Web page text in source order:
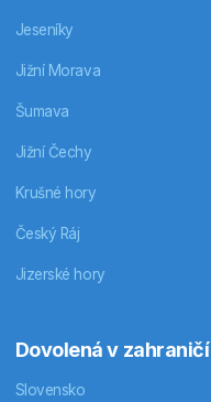
Jeseníky
Jižní Morava
Šumava
Jižní Čechy
Krušné hory
Český Ráj
Jizerské hory
Dovolená v zahraničí
Slovensko